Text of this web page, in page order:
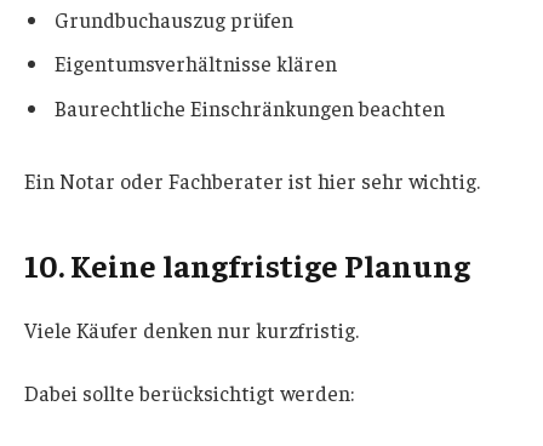
Grundbuchauszug prüfen
Eigentumsverhältnisse klären
Baurechtliche Einschränkungen beachten
Ein Notar oder Fachberater ist hier sehr wichtig.
10. Keine langfristige Planung
Viele Käufer denken nur kurzfristig.
Dabei sollte berücksichtigt werden: